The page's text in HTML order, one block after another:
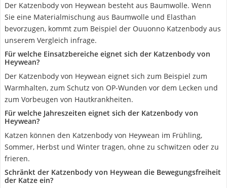
Der Katzenbody von Heywean besteht aus Baumwolle. Wenn
Sie eine Materialmischung aus Baumwolle und Elasthan
bevorzugen, kommt zum Beispiel der Ouuonno Katzenbody aus
unserem Vergleich infrage.
Für welche Einsatzbereiche eignet sich der Katzenbody von
Heywean?
Der Katzenbody von Heywean eignet sich zum Beispiel zum
Warmhalten, zum Schutz von OP-Wunden vor dem Lecken und
zum Vorbeugen von Hautkrankheiten.
Für welche Jahreszeiten eignet sich der Katzenbody von
Heywean?
Katzen können den Katzenbody von Heywean im Frühling,
Sommer, Herbst und Winter tragen, ohne zu schwitzen oder zu
frieren.
Schränkt der Katzenbody von Heywean die Bewegungsfreiheit
der Katze ein?